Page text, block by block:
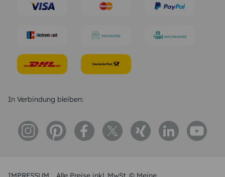
Konfirmation Glückwünsche
In Verbindung bleiben: